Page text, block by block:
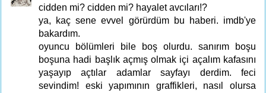
cidden mi? cidden mi? hayalet avcıları!?
ya, kaç sene evvel görürdüm bu haberi. imdb'ye
bakardım.
oyuncu bölümleri bile boş olurdu. sanırım boşu
boşuna hadi başlık açmış olmak içi açalım kafasını
yaşayıp açtılar adamlar sayfayı derdim. feci
sevindim! eski yapımının graffikleri, nasıl olursa